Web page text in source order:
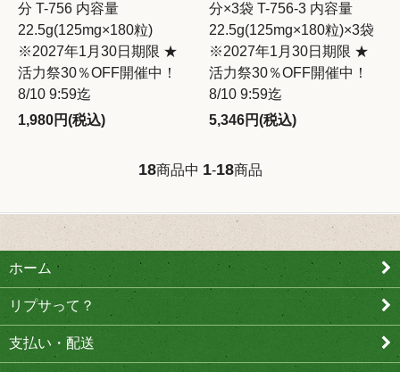
分 T-756 内容量
22.5g(125mg×180粒)
※2027年1月30日期限 ★
活力祭30％OFF開催中！
8/10 9:59迄
1,980円(税込)
分×3袋 T-756-3 内容量
22.5g(125mg×180粒)×3袋
※2027年1月30日期限 ★
活力祭30％OFF開催中！
8/10 9:59迄
5,346円(税込)
18商品中 1-18商品
ホーム
リプサって？
支払い・配送